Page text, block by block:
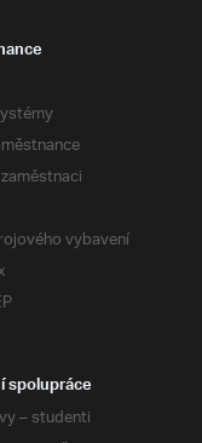
vybavení
spolupráce
– studenti